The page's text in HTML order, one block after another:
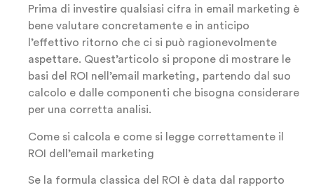
Prima di investire qualsiasi cifra in email marketing è
bene valutare concretamente e in anticipo
l’effettivo ritorno che ci si può ragionevolmente
aspettare. Quest’articolo si propone di mostrare le
basi del ROI nell’email marketing, partendo dal suo
calcolo e dalle componenti che bisogna considerare
per una corretta analisi.
Come si calcola e come si legge correttamente il
ROI dell’email marketing
Se la formula classica del ROI è data dal rapporto